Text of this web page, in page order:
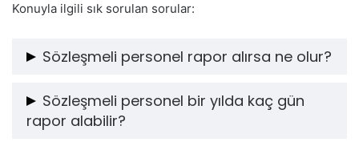
Konuyla ilgili sık sorulan sorular:
Sözleşmeli personel rapor alırsa ne olur?
Sözleşmeli personelin aldığı rapor bir ya da iki günlük
ise hiçbir şey olmaz. Ancak alınan rapor 3 gün ya da
daha fazlası ise, bu durumda iki günden sonraki günler
Sözleşmeli personel bir yılda kaç gün
rapor alabilir?